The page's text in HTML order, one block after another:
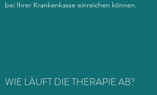
bei Ihrer Krankenkasse einreichen können.
WIE LÄUFT DIE THERAPIE AB?